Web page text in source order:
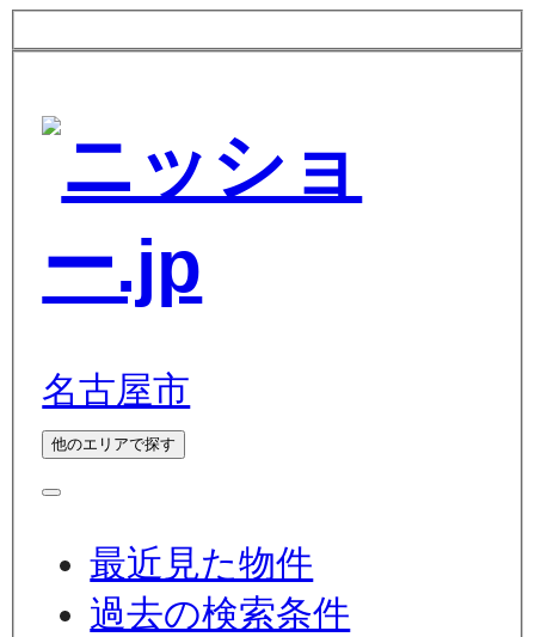
名古屋市
他のエリアで探す
最近見た物件
過去の検索条件